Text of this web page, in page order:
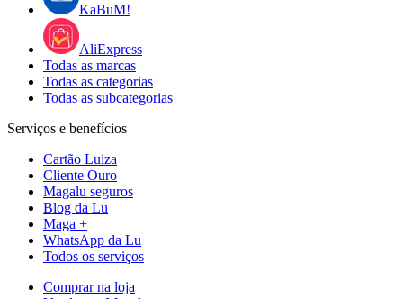
KaBuM!
AliExpress
Todas as marcas
Todas as categorias
Todas as subcategorias
Serviços e benefícios
Cartão Luiza
Cliente Ouro
Magalu seguros
Blog da Lu
Maga +
WhatsApp da Lu
Todos os serviços
Comprar na loja